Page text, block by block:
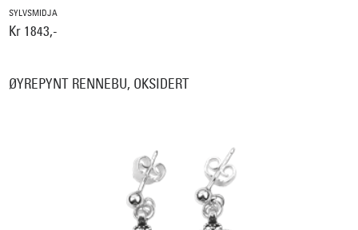
SYLVSMIDJA
Kr 1843,-
ØYREPYNT RENNEBU, OKSIDERT